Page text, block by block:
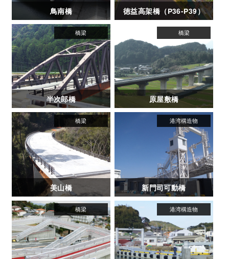
鳥南橋 徳益高架橋（P36-P39）
半次郎橋 原屋敷橋
美山橋 新門司可動橋